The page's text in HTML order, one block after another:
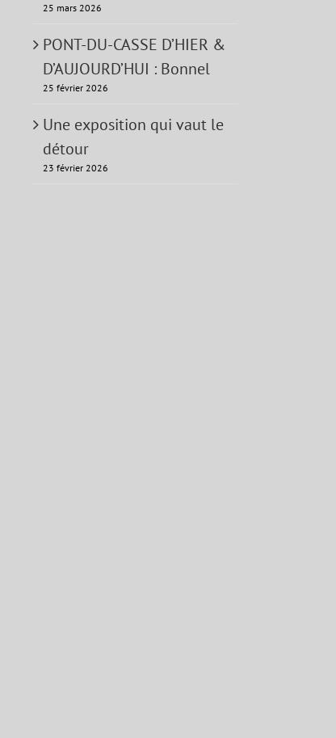
25 mars 2026
PONT-DU-CASSE D’HIER &
D’AUJOURD’HUI : Bonnel
25 février 2026
Une exposition qui vaut le
détour
23 février 2026